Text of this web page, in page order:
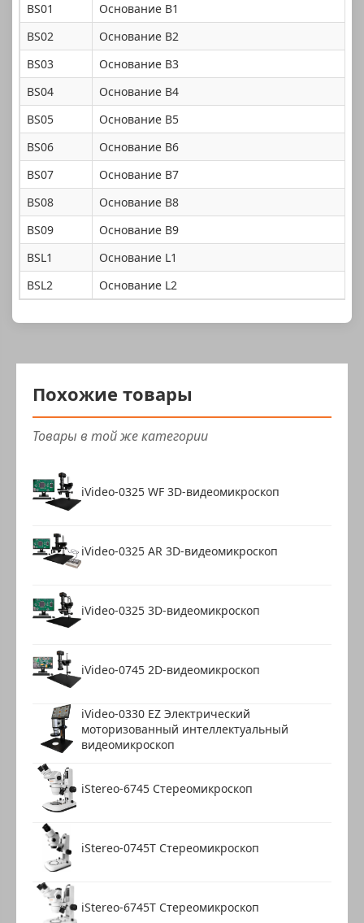
BS01
Основание B1
BS02
Основание B2
BS03
Основание B3
BS04
Основание B4
BS05
Основание B5
BS06
Основание B6
BS07
Основание B7
BS08
Основание B8
BS09
Основание B9
BSL1
Основание L1
BSL2
Основание L2
Похожие товары
Товары в той же категории
iVideo-0325 WF 3D-видеомикроскоп
iVideo-0325 AR 3D-видеомикроскоп
iVideo-0325 3D-видеомикроскоп
iVideo-0745 2D-видеомикроскоп
iVideo-0330 EZ Электрический
моторизованный интеллектуальный
видеомикроскоп
iStereo-6745 Стереомикроскоп
iStereo-0745T Стереомикроскоп
iStereo-6745T Стереомикроскоп